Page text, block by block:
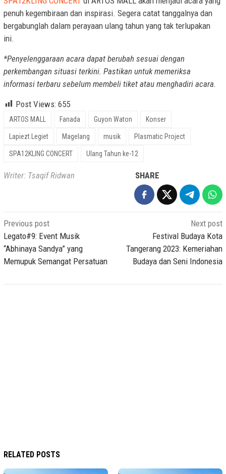
penuh kegembiraan dan inspirasi. Segera catat tanggalnya dan
bergabunglah dalam perayaan ulang tahun yang tak terlupakan
ini.
*Penyelenggaraan acara dapat berubah sesuai dengan
perkembangan situasi terkini. Pastikan untuk memeriksa
informasi terbaru sebelum membeli tiket atau menghadiri acara.
Post Views: 655
ARTOS MALL Fanada Guyon Waton Konser
Lapiezt Legiet Magelang musik Plasmatic Project
SPA12KLING CONCERT Ulang Tahun ke-12
Writer: Tsaqif Ridwan SHARE
Post
navigation
Previous post
Legato#9: Event Musik
“Abhinaya Sandya” yang
Memupuk Semangat Persatuan
Next post
Festival Budaya Kota
Tangerang 2023: Kemeriahan
Budaya dan Seni Indonesia
RELATED POSTS